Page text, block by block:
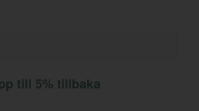
till 5% tillbaka